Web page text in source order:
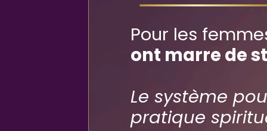
Pour les
ont marre de
Le système
pratique